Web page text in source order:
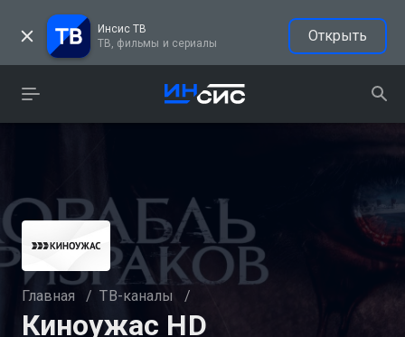
Инсис ТВ
ТВ, фильмы и сериалы
Открыть
Главная / ТВ-каналы /
Киноужас HDСмотреть